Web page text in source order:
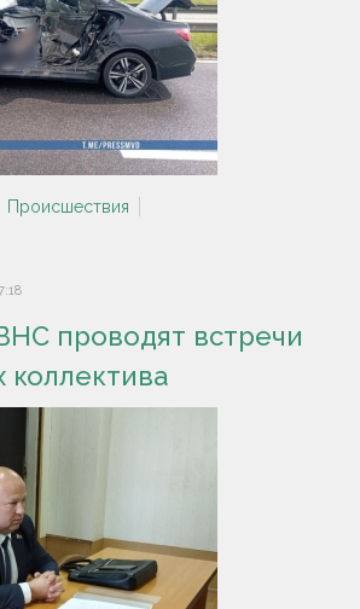
Происшествия
проводят встречи
коллектива